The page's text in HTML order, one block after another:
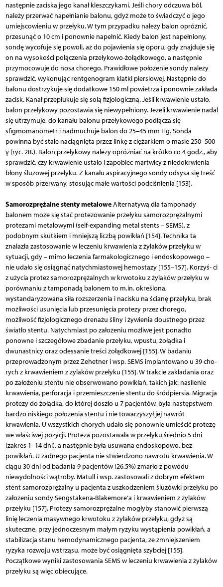
następnie zaciska jego kanał kleszczykami. Jeśli chory odczuwa ból,
należy przerwać napełnianie balonu, gdyż może to świadczyć o jego
umiejscowieniu w przełyku. W tym przypadku należy balon opróżnić,
przesunąć o 10 cm i ponownie napełnić. Kiedy balon jest napełniony,
sondę wycofuje się powoli, aż do pojawienia się oporu, gdy znajduje się
on na wysokości połączenia przełykowo-żołądkowego, a następnie
przymocowuje do nosa chorego. Prawidłowe położenie sondy należy
sprawdzić, wykonując rentgenogram klatki piersiowej. Następnie do
balonu dostrzykuje się dodatkowe 150 ml powietrza i ponownie zakłada
zacisk. Kanał przepłukuje się solą fizjologiczną. Jeśli krwawienie ustało,
balon przełykowy pozostawia się niewypełniony. Jeżeli krwawienie nadal
się utrzymuje, do kanału balonu przełykowego podłącza się
sfigmomanometr i nadmuchuje balon do 25–45 mm Hg. Sonda
powinna być stale naciągnięta przez linkę z ciężarkiem o masie 250–500
γ (ryc. 2B.). Balon przełykowy należy opróżniać na krótko co 4 godz., aby
sprawdzić, czy krwawienie ustało i zapobiec martwicy z niedokrwienia
błony śluzowej przełyku. Z kanału aspiracyjnego sondy odsysa się treść
w sposób przerwany, stosując małe wartości podciśnienia [153].
Samorozprężalne stenty metaloweAlternatywą dla tamponady
balonem może się stać protezowanie przełyku samorozprężalnymi
protezami metalowymi (self-expanding metal stents – SEMS), z
podobnym skutkiem i mniejszą liczbą powikłań [154]. Technika ta
znalazła zastosowanie w leczeniu krwawienia z żylaków przełyku w
sytuacji, gdy – mimo leczenia farmakologicznego i endoskopowego –
nie udało się osiągnąć natychmiastowej hemostazy [155–157]. Korzyś­- ci
z użycia protez samorozprężalnych w krwotoku z żylaków przełyku w
porównaniu z tamponadą balonem to m.in. określona,
wystandaryzowana siła rozszerzenia i nacisku na ścianę przełyku, brak
możliwości usunięcia lub przesunięcia protezy przez chorego,
możliwość fizjologicznego drenażu śliny i żywienia doustnego przez
światło stentu. Natychmiast po założeniu możliwe jest ponadto
ponowne i szczegółowe zbadanie przełyku, wpustu, żołądka i
dwunastnicy oraz odessanie treści żołądkowej [155]. W badaniu
przeprowadzonym przez Zehetner i wsp. SEMS implantowano u 39 cho­
rych z krwawieniem z żylaków przełyku [155]. W trakcie zakładania oraz
po założeniu stentu nie obserwowano powikłań, takich jak: nasilenie
krwawienia, perforacja i przemieszczenie stentu do śródpiersia. Migracja
protezy do żołądka, do której doszło u 7 pa­cjentów, była następstwem
bardzo niskiego położenia stentu i nie towarzyszył jej nawrót
krwawienia. U wszystkich chorych udało się ponownie umieścić protezę
we właściwej pozycji. Proteza pozostawała w przełyku średnio 5 dni
(zakres 1–14 dni), a następnie była usuwana endoskopowo, bez
powikłań. U żadnego pacjenta nie stwierdzono nawrotu krwawienia. W
ciągu 30 dni od badania 9 pacjentów (26,5%) zmarło z powodu
niewydolności wątroby. Matull i wsp. zastosowali z dobrym efektem
stent samorozprężalny u pacjenta z uszkodzeniem śluzówki przełyku po
założeniu sondy Sengstakena-Blakemore’a i krwawieniem z żylaków
przełyku [157]. Protezy samorozprężalne mogłyby stanowić pierwszą
linię leczenia masywnego krwotoku z żylaków przełyku, gdyż są
skuteczne, przy jednoczes­nym małym ryzyku wystąpienia powikłań, a
stabilizacja stanu hemodynamicznego pacjenta, ze zmniejszeniem
ryzyka rozwoju wstrząsu, może być osiągnięta szybciej [155].
Początkowe wyniki zastosowania SEMS w leczeniu krwawienia z żylaków
przełyku są więc obiecujące.